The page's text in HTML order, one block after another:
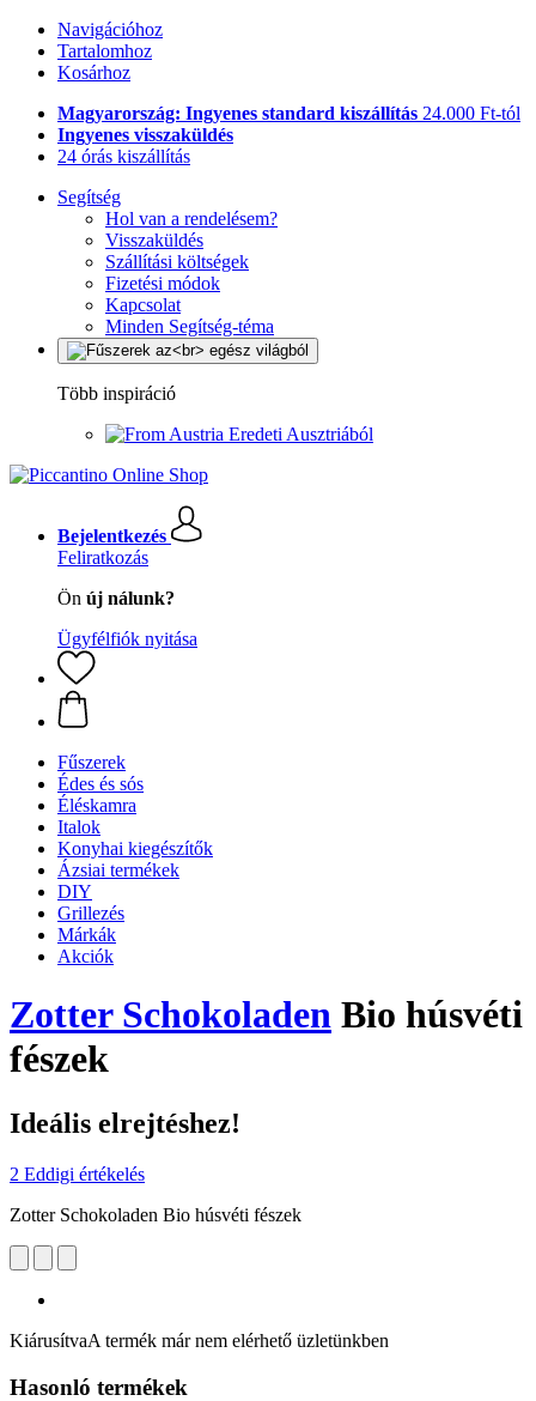
Navigációhoz
Tartalomhoz
Kosárhoz
Magyarország: Ingyenes standard kiszállítás 24.000 Ft-tól
Ingyenes visszaküldés
24 órás kiszállítás
Segítség
Hol van a rendelésem?
Visszaküldés
Szállítási költségek
Fizetési módok
Kapcsolat
Minden Segítség-téma
Több inspiráció
Eredeti Ausztriából
Bejelentkezés
Feliratkozás
Ön új nálunk?
Ügyfélfiók nyitása
Fűszerek
Édes és sós
Éléskamra
Italok
Konyhai kiegészítők
Ázsiai termékek
DIY
Grillezés
Márkák
Akciók
Zotter Schokoladen Bio húsvéti
fészek
Ideális elrejtéshez!
2 Eddigi értékelés
Zotter Schokoladen Bio húsvéti fészek
KiárusítvaA termék már nem elérhető üzletünkben
Hasonló termékek